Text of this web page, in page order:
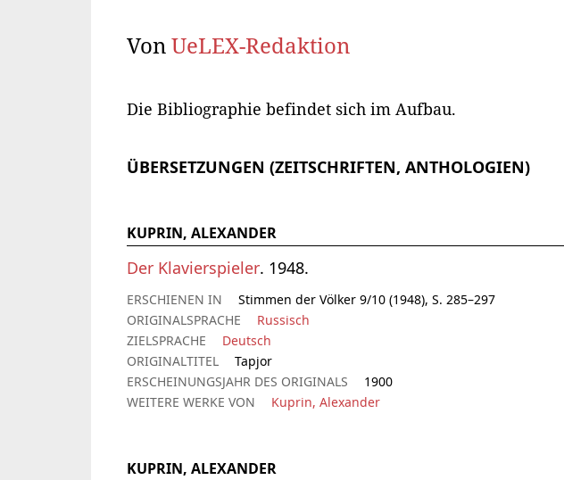
VonUeLEX-Redaktion
Die Bibliographie befindet sich im Aufbau.
ÜBERSETZUNGEN (ZEITSCHRIFTEN, ANTHOLOGIEN)
KUPRIN, ALEXANDER
Der Klavierspieler. 1948.
ERSCHIENEN IN
Stimmen der Völker 9/10 (1948), S. 285–297
ORIGINALSPRACHE
Russisch
ZIELSPRACHE
Deutsch
ORIGINALTITEL
Tapjor
ERSCHEINUNGSJAHR DES ORIGINALS
1900
WEITERE WERKE VON
Kuprin, Alexander
KUPRIN, ALEXANDER